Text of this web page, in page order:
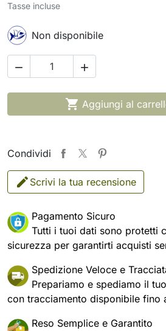
Tasse incluse
Non disponibile
 
 Aggiungi al
Condividi
Scrivi la tua recensione
Pagamento Sicuro
Tutti i tuoi dati sono protetti
sicurezza per garantirti acquisti
Spedizione Veloce e
Prepariamo e spediamo il
con tracciamento disponibile fino
Reso Semplice e Garantito